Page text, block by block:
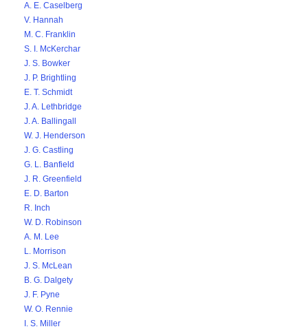
A. E. Caselberg
V. Hannah
M. C. Franklin
S. I. McKerchar
J. S. Bowker
J. P. Brightling
E. T. Schmidt
J. A. Lethbridge
J. A. Ballingall
W. J. Henderson
J. G. Castling
G. L. Banfield
J. R. Greenfield
E. D. Barton
R. Inch
W. D. Robinson
A. M. Lee
L. Morrison
J. S. McLean
B. G. Dalgety
J. F. Pyne
W. O. Rennie
I. S. Miller